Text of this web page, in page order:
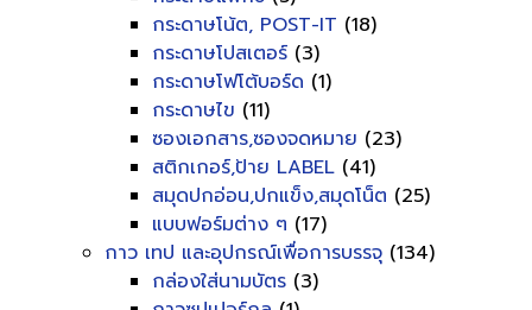
กระดาษโน้ต, POST-IT (18)
กระดาษโปสเตอร์ (3)
กระดาษโฟโต้บอร์ด (1)
กระดาษไข (11)
ซองเอกสาร,ซองจดหมาย (23)
สติกเกอร์,ป้าย LABEL (41)
สมุดปกอ่อน,ปกแข็ง,สมุดโน็ต (25)
แบบฟอร์มต่าง ๆ (17)
กาว เทป และอุปกรณ์เพื่อการบรรจุ (134)
กล่องใส่นามบัตร (3)